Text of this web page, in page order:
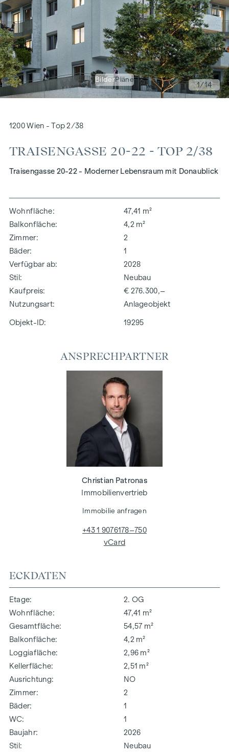
BilderPläne
1/14
1200 Wien - Top 2/38
TRAISENGASSE 20-22 - TOP 2/38
Traisengasse 20-22 - Moderner Lebensraum mit Donaublick
Wohnfläche
47,41 m²
Balkonfläche
4,2 m²
Zimmer
2
Bäder
1
Verfügbar ab
2028
Stil
Neubau
Kaufpreis
€ 276.300,–
Nutzungsart
Anlageobjekt
Objekt-ID: 19295
ECKDATEN
Etage
2. OG
Wohnfläche
47,41 m²
Gesamtfläche
54,57 m²
Balkonfläche
4,2 m²
Loggiafläche
2,96 m²
Kellerfläche
2,51 m²
Ausrichtung
NO
Zimmer
2
Bäder
1
WC
1
Baujahr
2026
Stil
Neubau
ANSPRECHPARTNER
Christian Patronas
Immobilienvertrieb
Immobilie anfragen
+43 1 9076178–750
vCard